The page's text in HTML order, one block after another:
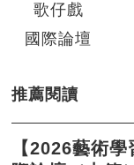
歌仔戲
國際論壇
推薦閱讀
【2026藝術